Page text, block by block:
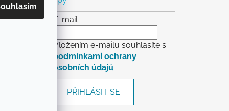
E-mail
Vložením e-mailu souhlasíte s
podmínkami ochrany
osobních údajů
PŘIHLÁSIT SE